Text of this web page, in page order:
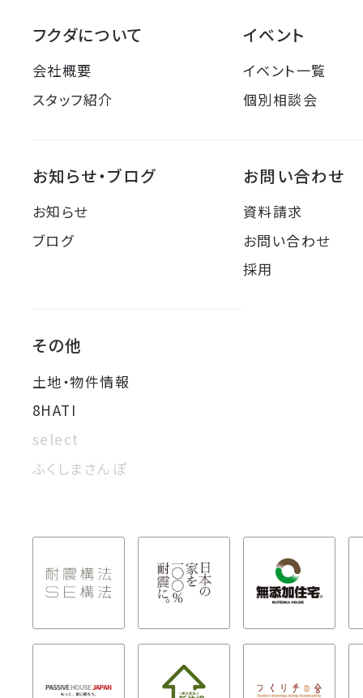
フクダについて
会社概要
スタッフ紹介
イベント
イベント一覧
個別相談会
お知らせ・ブログ
お知らせ
ブログ
お問い合わせ
資料請求
お問い合わせ
採用
その他
土地・物件情報
8HATI
select
ふくしまさんぽ